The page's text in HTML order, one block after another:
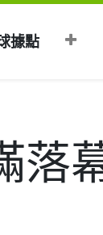
據點
落